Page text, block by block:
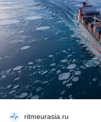
ritmeurasia.ru